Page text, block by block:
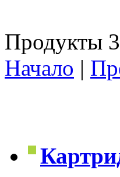
Продукты
Начало |